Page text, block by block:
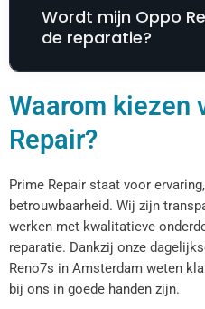
Wordt mijn Oppo
de reparatie?
Waarom kiezen
Repair?
Prime Repair staat voor
betrouwbaarheid. Wij zijn
werken met kwalitatieve
reparatie. Dankzij onze
Reno7s in Amsterdam weten
bij ons in goede handen zijn.